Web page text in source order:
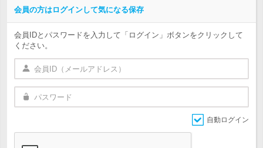
会員の方はログインして気になる保存
会員IDとパスワードを入力して「ログイン」ボタンをクリックして
ください。
自動ログイン